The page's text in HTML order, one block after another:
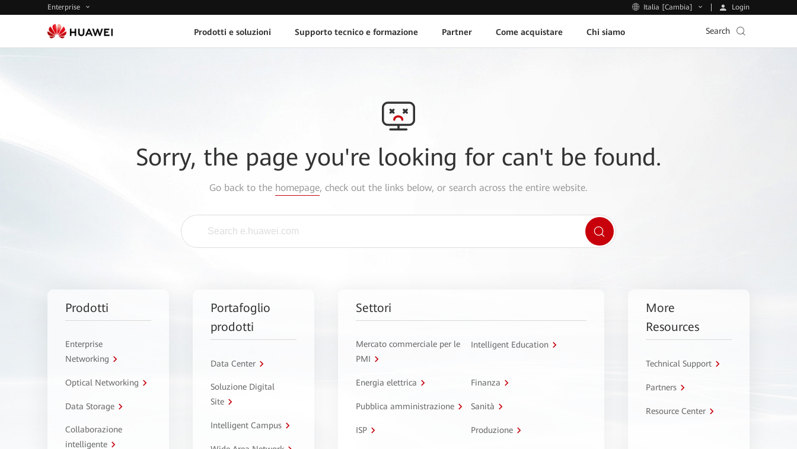
Enterprise Italia [Cambia] Login
Prodotti e soluzioni Supporto tecnico e formazione Partner Come acquistare Chi siamo Search
Sorry, the page you're looking for can't be found.
Go back to the homepage, check out the links below, or search across the entire website.
Prodotti
Enterprise
Networking
Optical Networking
Data Storage
Collaborazione
intelligente
Portafoglio
prodotti
Data Center
Soluzione Digital
Site
Intelligent Campus
Settori
Mercato commerciale per le
PMI
Intelligent Education
Energia elettrica Finanza
Pubblica amministrazione Sanità
ISP Produzione
More
Resources
Technical Support
Partners
Resource Center